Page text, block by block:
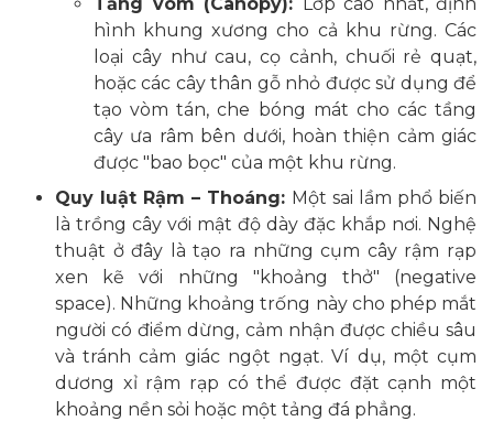
hình khung xương cho cả khu rừng. Các
loại cây như cau, cọ cảnh, chuối rẻ quạt,
hoặc các cây thân gỗ nhỏ được sử dụng để
tạo vòm tán, che bóng mát cho các tầng
cây ưa râm bên dưới, hoàn thiện cảm giác
được "bao bọc" của một khu rừng.
Quy luật Rậm – Thoáng: Một sai lầm phổ biến
là trồng cây với mật độ dày đặc khắp nơi. Nghệ
thuật ở đây là tạo ra những cụm cây rậm rạp
xen kẽ với những "khoảng thở" (negative
space). Những khoảng trống này cho phép mắt
người có điểm dừng, cảm nhận được chiều sâu
và tránh cảm giác ngột ngạt. Ví dụ, một cụm
dương xỉ rậm rạp có thể được đặt cạnh một
khoảng nền sỏi hoặc một tảng đá phẳng.